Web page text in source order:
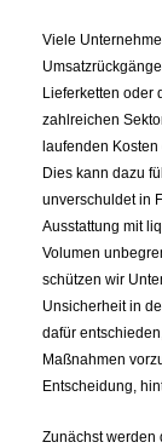
Viele
Lieferketten oder
zahlreichen
laufenden
Dies kann dazu
unverschuldet in
Ausstattung mit
Volumen
schützen wir
Unsicherheit in
dafür
Maßnahmen
Entscheidung,
Zunächst werden